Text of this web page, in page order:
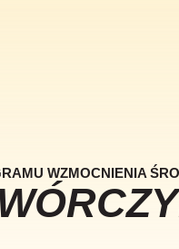
WZMOCNIENIA